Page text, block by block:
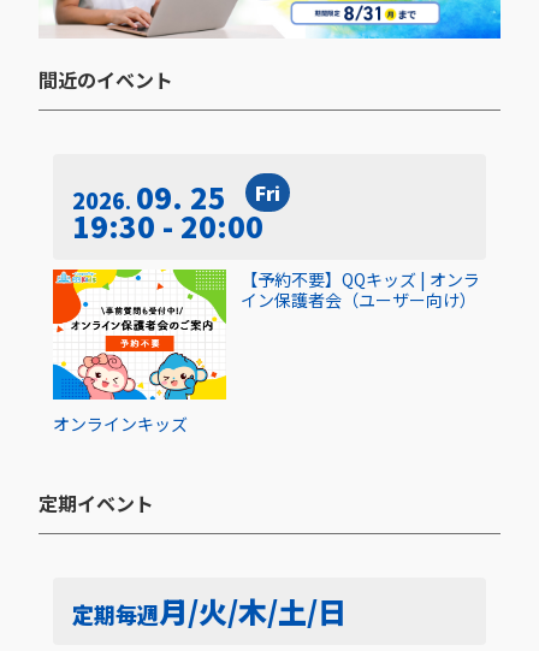
間近のイベント​
2026 09. 25 Fri
19:30 - 20:00
オンラインキッズ
【予約不要】QQキッズ | オンラ
イン保護者会（ユーザー向け）
定期イベント​
定期毎週月/火/木/土/日